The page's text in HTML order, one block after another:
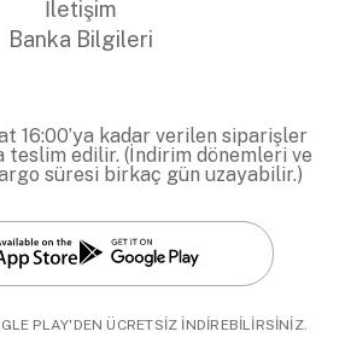
İletişim
Banka Bilgileri
16:00’ya kadar verilen siparişler
teslim edilir. (İndirim dönemleri ve
süresi birkaç gün uzayabilir.)
PLAY'DEN ÜCRETSİZ İNDİREBİLİRSİNİZ.